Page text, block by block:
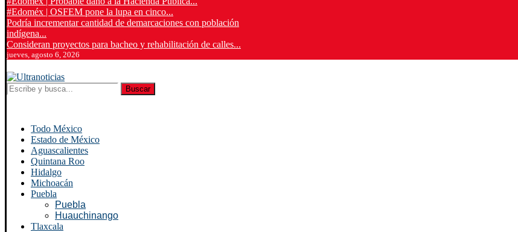
#Edoméx | OSFEM pone la lupa en cinco...
Podría incrementar cantidad de demarcaciones con población
indígena...
Consideran proyectos para bacheo y rehabilitación de calles...
jueves, agosto 6, 2026
Buscar
Todo México
Estado de México
Aguascalientes
Quintana Roo
Hidalgo
Michoacán
Puebla
Puebla
Huauchinango
Tlaxcala